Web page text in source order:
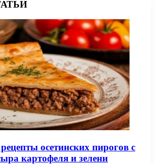
осетинских пирогов с
картофеля и зелени